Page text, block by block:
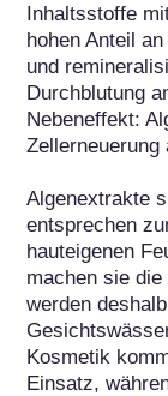
Inhaltsstoffe
hohen Anteil
und
Durchblutung
Nebeneffekt:
Zellerneuerung
Algenextrakte
entsprechen
hauteigenen
machen sie
werden
Kosmetik
Einsatz,